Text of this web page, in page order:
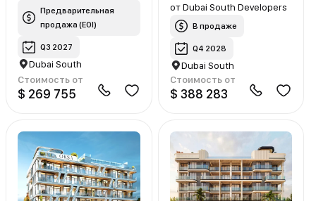
Предварительная
продажа (EOI)
Q3 2027
Dubai South
Стоимость от
$ 269 755
от Dubai South Developers
В продаже
Q4 2028
Dubai South
Стоимость от
$ 388 283